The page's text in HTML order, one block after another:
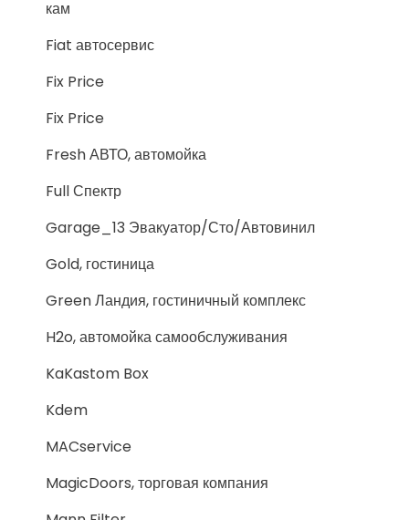
кам
Fiat автосервис
Fix Price
Fix Price
Fresh АВТО, автомойка
Full Спектр
Garage_13 Эвакуатор/Сто/Автовинил
Gold, гостиница
Green Ландия, гостиничный комплекс
H2o, автомойка самообслуживания
KaKastom Box
Kdem
MACservice
MagicDoors, торговая компания